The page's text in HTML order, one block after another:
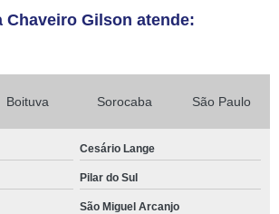
Chaveiro Gilson atende:
Boituva Sorocaba São Paulo
Cesário Lange
Pilar do Sul
São Miguel Arcanjo